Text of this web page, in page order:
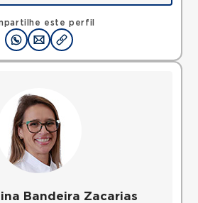
este perfil
Ceramica, Sao Caetano do
•
Mapa
Bandeira Zacarias